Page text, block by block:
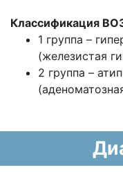
Классификация
1 группа –
(железистая
2 группа –